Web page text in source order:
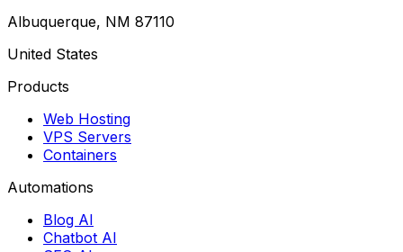
Albuquerque, NM 87110
United States
Products
Web Hosting
VPS Servers
Containers
Automations
Blog AI
Chatbot AI